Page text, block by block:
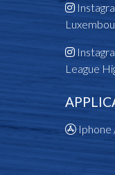
League
Iphone